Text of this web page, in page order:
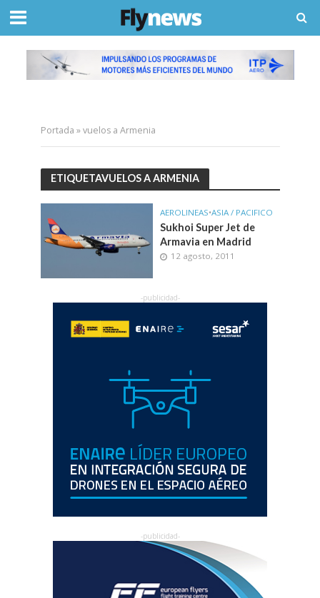
Portada »vuelos a Armenia
ETIQUETAVUELOS A ARMENIA
AEROLINEAS•ASIA / PACIFICO
Sukhoi Super Jet de
Armavia en Madrid
12 agosto, 2011